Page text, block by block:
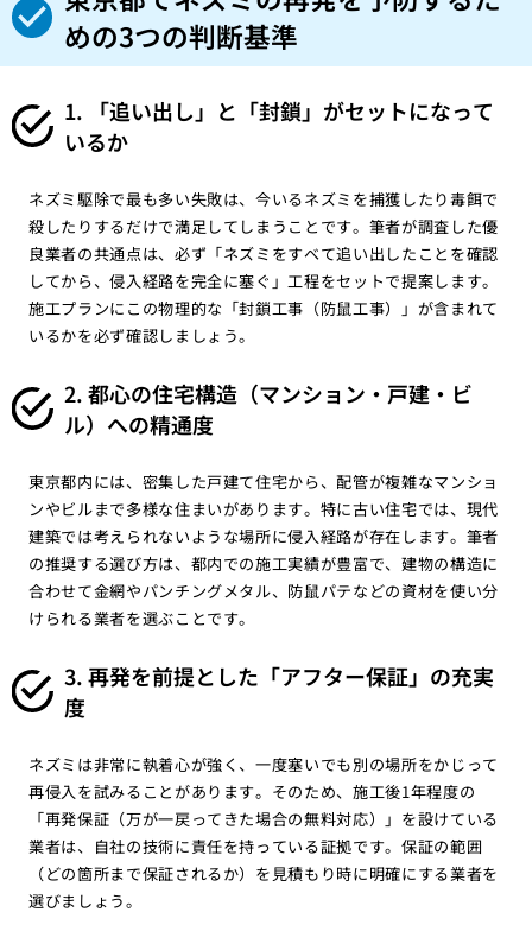
めの3つの判断基準
1. 「追い出し」と「封鎖」がセットになって
いるか
ネズミ駆除で最も多い失敗は、今いるネズミを捕獲したり毒餌で
殺したりするだけで満足してしまうことです。筆者が調査した優
良業者の共通点は、必ず「ネズミをすべて追い出したことを確認
してから、侵入経路を完全に塞ぐ」工程をセットで提案します。
施工プランにこの物理的な「封鎖工事（防鼠工事）」が含まれて
いるかを必ず確認しましょう。
2. 都心の住宅構造（マンション・戸建・ビ
ル）への精通度
東京都内には、密集した戸建て住宅から、配管が複雑なマンショ
ンやビルまで多様な住まいがあります。特に古い住宅では、現代
建築では考えられないような場所に侵入経路が存在します。筆者
の推奨する選び方は、都内での施工実績が豊富で、建物の構造に
合わせて金網やパンチングメタル、防鼠パテなどの資材を使い分
けられる業者を選ぶことです。
3. 再発を前提とした「アフター保証」の充実
度
ネズミは非常に執着心が強く、一度塞いでも別の場所をかじって
再侵入を試みることがあります。そのため、施工後1年程度の
「再発保証（万が一戻ってきた場合の無料対応）」を設けている
業者は、自社の技術に責任を持っている証拠です。保証の範囲
（どの箇所まで保証されるか）を見積もり時に明確にする業者を
選びましょう。